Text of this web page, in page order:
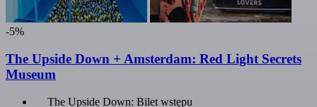
-5%
The Upside Down + Amsterdam: Red Light Secrets
Museum
The Upside Down: Bilet wstępu